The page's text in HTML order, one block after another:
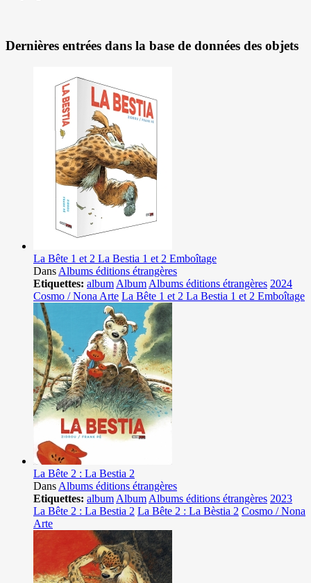
Dernières entrées dans la base de données des objets
La Bête 1 et 2 La Bestia 1 et 2 Emboîtage
Dans Albums éditions étrangères
Etiquettes: album Album Albums éditions étrangères 2024
Cosmo / Nona Arte La Bête 1 et 2 La Bestia 1 et 2 Emboîtage
La Bête 2 : La Bestia 2
Dans Albums éditions étrangères
Etiquettes: album Album Albums éditions étrangères 2023
La Bête 2 : La Bestia 2 La Bête 2 : La Bèstia 2 Cosmo / Nona
Arte